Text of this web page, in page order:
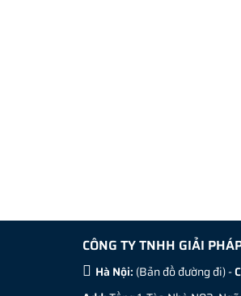
CÔNG TY TNHH GIẢI
Hà Nội: (Bản đồ đường đi) -